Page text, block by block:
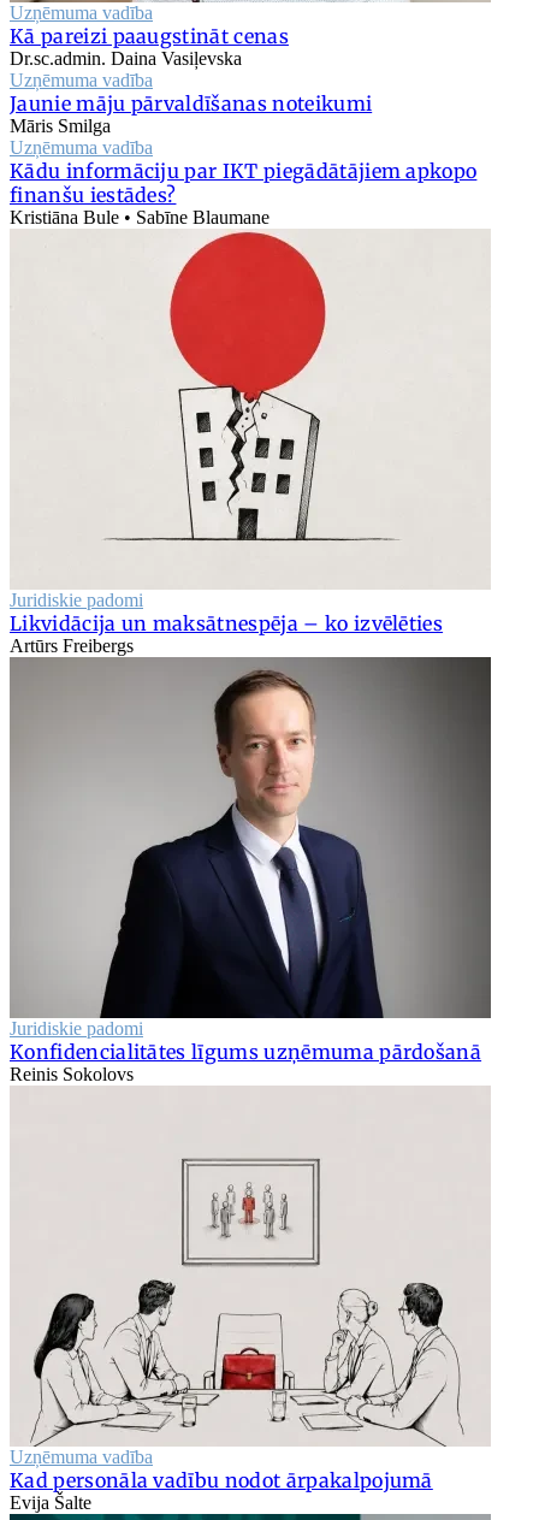
Uzņēmuma vadība
Kā pareizi paaugstināt cenas
Dr.sc.admin. Daina Vasiļevska
Uzņēmuma vadība
Jaunie māju pārvaldīšanas noteikumi
Māris Smilga
Uzņēmuma vadība
Kādu informāciju par IKT piegādātājiem apkopo
finanšu iestādes?
Kristiāna Bule • Sabīne Blaumane
Juridiskie padomi
Likvidācija un maksātnespēja – ko izvēlēties
Artūrs Freibergs
Juridiskie padomi
Konfidencialitātes līgums uzņēmuma pārdošanā
Reinis Sokolovs
Uzņēmuma vadība
Kad personāla vadību nodot ārpakalpojumā
Evija Šalte